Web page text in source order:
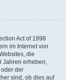
Act of 1998
im Internet von
die
Jahren erheben,
der
sind, ob dies auf